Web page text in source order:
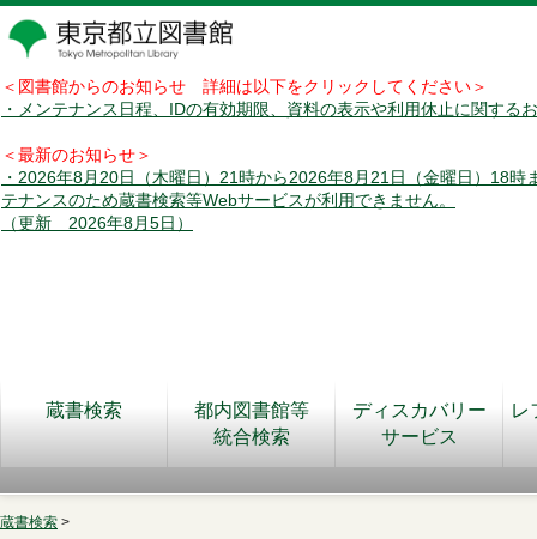
＜図書館からのお知らせ 詳細は以下をクリックしてください＞
・メンテナンス日程、IDの有効期限、資料の表示や利用休止に関する
＜最新のお知らせ＞
・2026年8月20日（木曜日）21時から2026年8月21日（金曜日）18時
テナンスのため蔵書検索等Webサービスが利用できません。
（更新 2026年8月5日）
蔵書検索
都内図書館等
統合検索
ディスカバリー
サービス
レ
蔵書検索 >